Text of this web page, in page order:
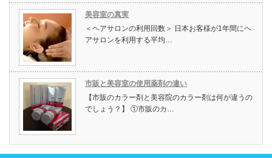
美容室の真実
＜ヘアサロンの利用回数＞ 日本お客様が1年間にヘ
アサロンを利用する平均…
市販と美容室の使用薬剤の違い
【市販のカラー剤と美容院のカラー剤は何が違うの
でしょう？】 ①市販のカ…